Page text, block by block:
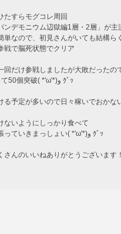
たすらモグコレ周回
ンデモニウム辺獄編1層・2層」が主
単なので、初見さんがいても結構ら
戦で脳死状態でクリア
回だけ参戦しましたが大敗だった
2日目にして50個突破( *'ω'*)و ｸﾞｯ
る予定が多いので日々稼いでおかな
ないようにしっかり食べて
今日も頑張っていきまっしょい( *'ω'*)و ｸﾞｯ
さんのいいねありがとうございます！